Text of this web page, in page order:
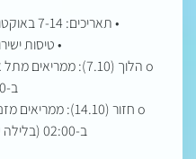
• תאריכים: 7-14 באוקטובר 2026 7 לילות / 8 ימים
• טיסות
ב-19:00.
ב-02:00 (בלילה שבין רביעי לחמישי).